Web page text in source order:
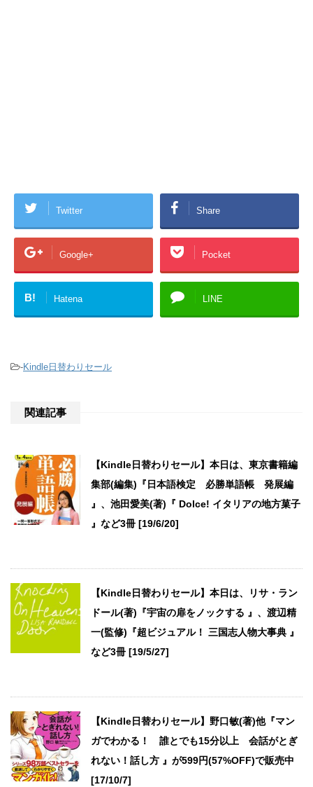
Twitter Share
Google+ Pocket
B! Hatena LINE
-Kindle日替わりセール
関連記事
【Kindle日替わりセール】本日は、東京書籍編
集部(編集)『日本語検定 必勝単語帳 発展編
』、池田愛美(著)『 Dolce! イタリアの地方菓子
』など3冊 [19/6/20]
【Kindle日替わりセール】本日は、リサ・ラン
ドール(著)『宇宙の扉をノックする 』、渡辺精
一(監修)『超ビジュアル！ 三国志人物大事典 』
など3冊 [19/5/27]
【Kindle日替わりセール】野口敏(著)他『マン
ガでわかる！ 誰とでも15分以上 会話がとぎ
れない！話し方 』が599円(57%OFF)で販売中
[17/10/7]